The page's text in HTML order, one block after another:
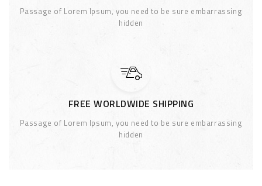
Passage of Lorem Ipsum, you need to be sure embarrassing
hidden
FREE WORLDWIDE SHIPPING
Passage of Lorem Ipsum, you need to be sure embarrassing
hidden